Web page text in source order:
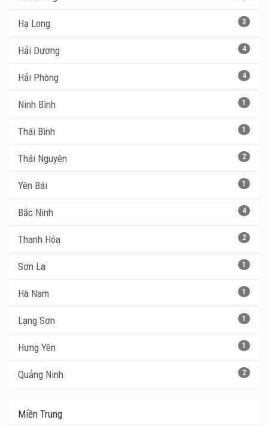
3
Hạ Long
4
Hải Dương
4
Hải Phòng
1
Ninh Bình
1
Thái Bình
2
Thái Nguyên
1
Yên Bái
4
Bắc Ninh
2
Thanh Hóa
1
Sơn La
1
Hà Nam
1
Lạng Sơn
1
Hưng Yên
2
Quảng Ninh
Miền Trung